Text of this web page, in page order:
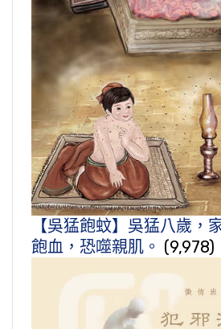
【吳猛飽蚊】吳猛八歲，
飽血，恐噬親肌。 (9,978)